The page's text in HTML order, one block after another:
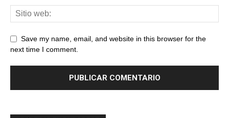
Save my name, email, and website in this browser for the
next time I comment.